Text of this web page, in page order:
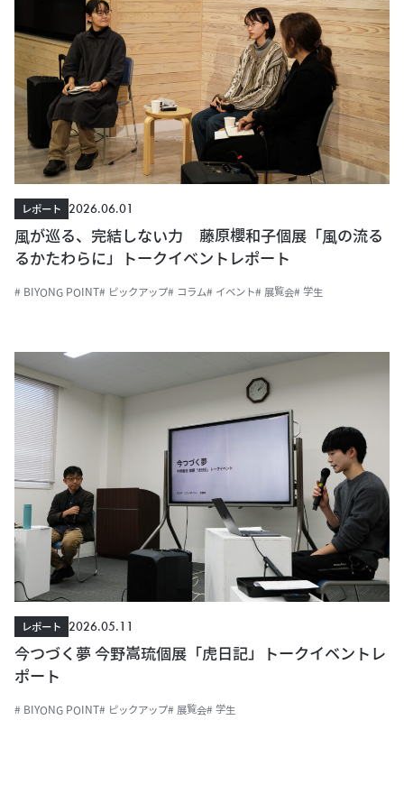
レポート
2026.06.01
風が巡る、完結しない力 藤原櫻和子個展「風の流る
るかたわらに」トークイベントレポート
# BIYONG POINT# ピックアップ# コラム# イベント# 展覧会# 学生
レポート
2026.05.11
今つづく夢 今野嵩琉個展「虎日記」トークイベントレ
ポート
# BIYONG POINT# ピックアップ# 展覧会# 学生